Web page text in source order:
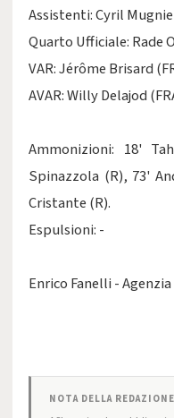
Assistenti: Cyril
Quarto Ufficiale: Rade
VAR: Jérôme Brisard
AVAR: Willy Delajod
Ammonizioni: 18'
Spinazzola (R), 73'
Cristante (R).
Espulsioni: -
Enrico Fanelli -
NOTA DELLA REDAZIONE